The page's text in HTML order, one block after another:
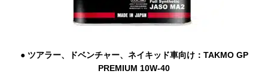
● ツアラー、ドベンチャー、ネイキッド車向け：TAKMO GP
PREMIUM 10W-40